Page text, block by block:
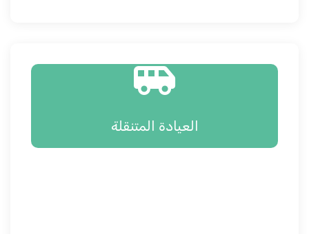
العيادة المتنقلة